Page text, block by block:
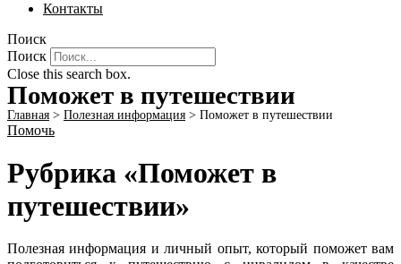
Контакты
Поиск
Поиск
Close this search box.
Поможет в путешествии
Главная > Полезная информация > Поможет в путешествии
Помочь
Рубрика «Поможет в
путешествии»
Полезная информация и личный опыт, который поможет вам